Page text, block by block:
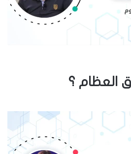
العظام ؟